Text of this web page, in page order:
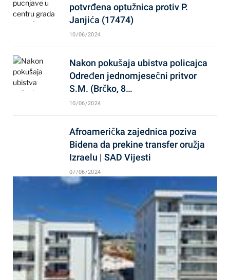
potvrđena optužnica protiv P.
Janjića (17474)
10/06/2024
Nakon pokušaja ubistva policajca
Određen jednomjesečni pritvor
S.M. (Brčko, 8…
10/06/2024
Afroamerička zajednica poziva
Bidena da prekine transfer oružja
Izraelu | SAD Vijesti
07/06/2024